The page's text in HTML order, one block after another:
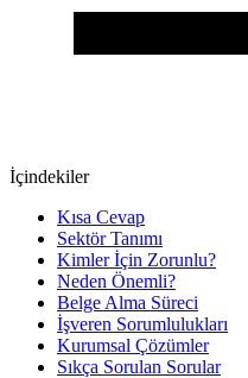
İçindekiler
Kısa Cevap
Sektör Tanımı
Kimler İçin Zorunlu?
Neden Önemli?
Belge Alma Süreci
İşveren Sorumlulukları
Kurumsal Çözümler
Sıkça Sorulan Sorular